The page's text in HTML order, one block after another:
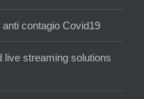
contagio Covid19
streaming solutions